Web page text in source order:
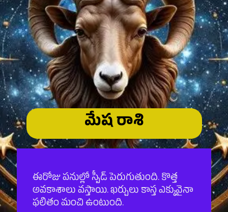
ఈరోజు పనుల్లో స్పీడ్ పెరుగుతుంది. కొత్త
అవకాశాలు వస్తాయి. ఖర్చులు కాస్త ఎక్కువైనా
ఫలితం మంచి ఉంటుంది.
మేష రాశి